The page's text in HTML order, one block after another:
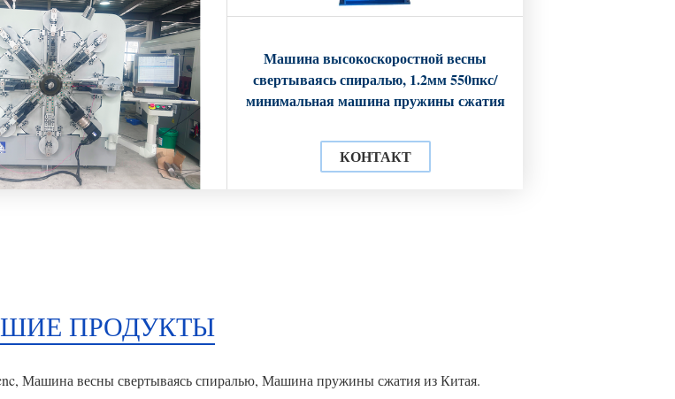
Машина высокоскоростной весны
свертываясь спиралью, 1.2мм 550пкс/
минимальная машина пружины сжатия
КОНТАКТ
ПРОДУКТЫ
Машина весны свертываясь спиралью, Машина пружины сжатия из Китая.